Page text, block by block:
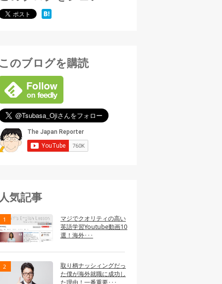
のブログを購読
気記事
マジでクオリティの高い
英語学習Youtube動画10
選！海外･･･
取り柄ナッシィングだっ
た僕が海外就職に成功し